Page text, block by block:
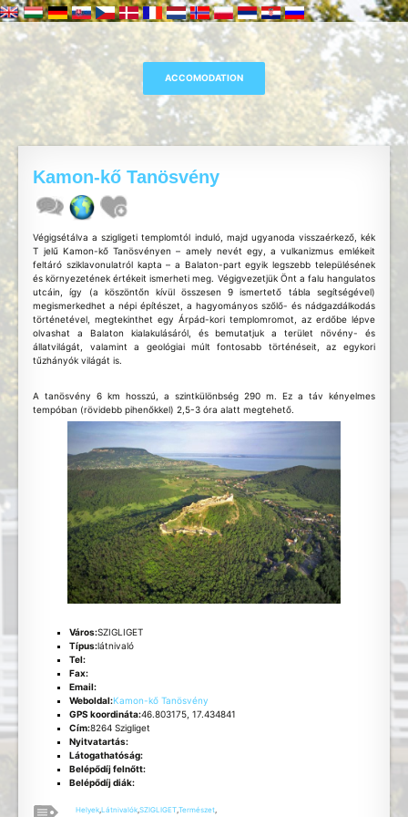
Kamon-kő Tanösvény
Végigsétálva a szigligeti templomtól induló, majd ugyanoda visszaérkező, kék
T jelű Kamon-kő Tanösvényen – amely nevét egy, a vulkanizmus emlékeit
feltáró sziklavonulatról kapta – a Balaton-part egyik legszebb településének
és környezetének értékeit ismerheti meg. Végigvezetjük Önt a falu hangulatos
utcáin, így (a köszöntőn kívül összesen 9 ismertető tábla segítségével)
megismerkedhet a népi építészet, a hagyományos szőlő- és nádgazdálkodás
történetével, megtekinthet egy Árpád-kori templomromot, az erdőbe lépve
olvashat a Balaton kialakulásáról, és bemutatjuk a terület növény- és
állatvilágát, valamint a geológiai múlt fontosabb történéseit, az egykori
tűzhányók világát is.
A tanösvény 6 km hosszú, a szintkülönbség 290 m. Ez a táv kényelmes
tempóban (rövidebb pihenőkkel) 2,5-3 óra alatt megtehető.
Város:SZIGLIGET
Típus:látnivaló
Tel:
Fax:
Email:
Weboldal:Kamon-kő Tanösvény
GPS koordináta:46.803175, 17.434841
Cím:8264 Szigliget
Nyitvatartás:
Látogathatóság:
Belépődíj felnőtt:
Belépődíj diák:
Helyek ,Látnivalók ,SZIGLIGET ,Természet